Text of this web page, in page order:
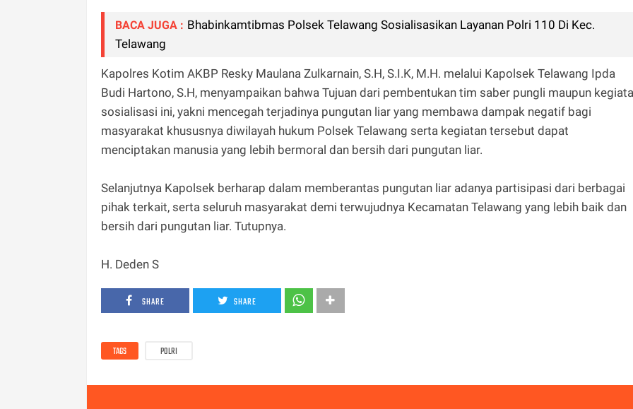
BACA JUGA : Bhabinkamtibmas Polsek Telawang Sosialisasikan Layanan Polri 110 Di Kec.
Telawang
Kapolres Kotim AKBP Resky Maulana Zulkarnain, S.H, S.I.K, M.H. melalui Kapolsek Telawang Ipda
Budi Hartono, S.H, menyampaikan bahwa Tujuan dari pembentukan tim saber pungli maupun
sosialisasi ini, yakni mencegah terjadinya pungutan liar yang membawa dampak negatif bagi
masyarakat khususnya diwilayah hukum Polsek Telawang serta kegiatan tersebut dapat
menciptakan manusia yang lebih bermoral dan bersih dari pungutan liar.
Selanjutnya Kapolsek berharap dalam memberantas pungutan liar adanya partisipasi dari berbagai
pihak terkait, serta seluruh masyarakat demi terwujudnya Kecamatan Telawang yang lebih baik dan
bersih dari pungutan liar. Tutupnya.
H. Deden S
SHARE SHARE
TAGS POLRI